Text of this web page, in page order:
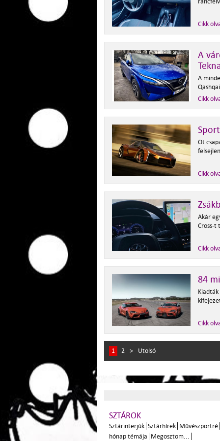
Cikk
A
A
Cikk
Öt
Cikk
Akár
Cross-t
Cikk
84
Cikk
1 2 > Utolsó
SZTÁROK
Sztárinterjúk Sztárhírek Művészportré
hónap témája Megosztom...